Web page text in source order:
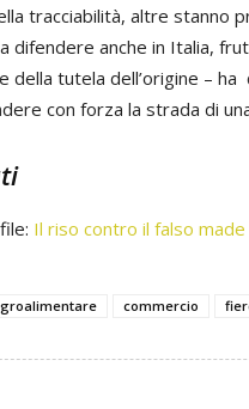
tracciabilità, altre stanno
difendere anche in Italia,
della tutela dell’origine –
con forza la strada di
Il riso contro il falso
commercio